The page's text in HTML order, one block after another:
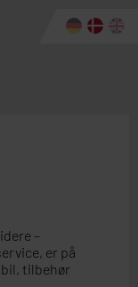
–
er på
tilbehør